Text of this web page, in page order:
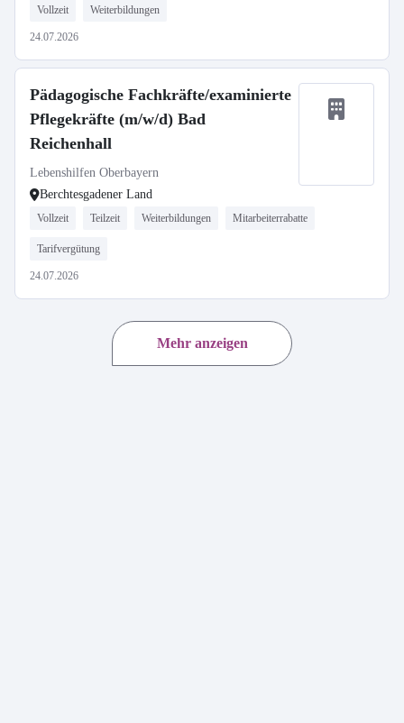
Vollzeit Weiterbildungen
24.07.2026
Pädagogische Fachkräfte/examinierte
Pflegekräfte (m/w/d) Bad
Reichenhall
Lebenshilfen Oberbayern
Berchtesgadener Land
Vollzeit Teilzeit Weiterbildungen Mitarbeiterrabatte
Tarifvergütung
24.07.2026
Mehr anzeigen